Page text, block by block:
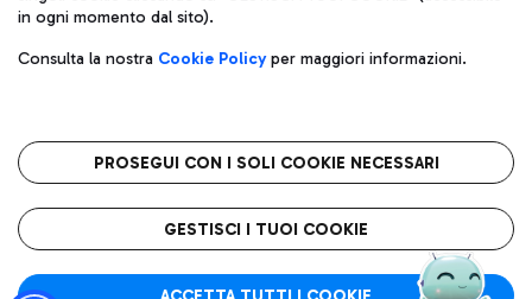
Gelateria
Wine Bar & Sparkling
Raggiungi l’aeroporto senza pensieri con il servizio di taxi a
Ristoranti
Scopri la nostra offerta per una pausa gustosa in aeroporto
Mappa Aeroporto Fiumicino
telefono +39 06 65951
Privacy policy
Note legali
Roma FCO
L'aeroporto stellato
in ogni momento dal sito).
Consulta la nostra Cookie Policyper maggiori informazioni.
PROSEGUI CON I SOLI COOKIE NECESSARI
GESTISCI I TUOI COOKIE